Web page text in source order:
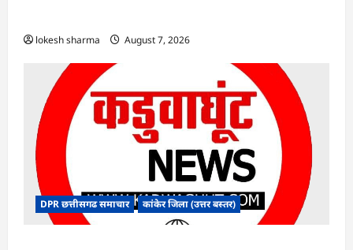
lokesh sharma August 7, 2026
DPR छत्तीसगढ समाचार कांकेर जिला (उत्तर बस्तर)